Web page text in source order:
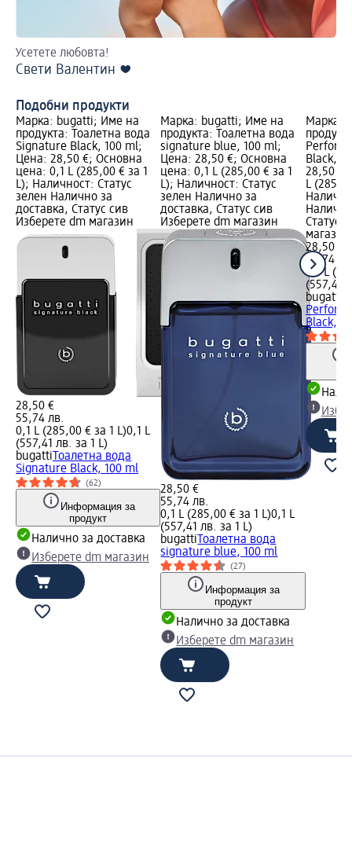
Усетете любовта!
Свети Валентин ❤️
Подобни продукти
Марка: bugatti; Име на
продукта: Тоалетна вода
Signature Black, 100 ml;
Цена: 28,50 €; Основна
цена: 0,1 L (285,00 € за 1
L); Наличност: Статус
зелен Налично за
доставка, Статус сив
Изберете dm магазин
28,50 €
55,74 лв.
0,1 L (285,00 € за 1 L)0,1 L
(557,41 лв. за 1 L)
bugatti Тоалетна вода
Signature Black, 100 ml
(62)
Информация за
продукт
Налично за доставка
Изберете dm магазин
Марка: bugatti; Име на
продукта: Тоалетна вода
signature blue, 100 ml;
Цена: 28,50 €; Основна
цена: 0,1 L (285,00 € за 1
L); Наличност: Статус
зелен Налично за
доставка, Статус сив
Изберете dm магазин
28,50 €
55,74 лв.
0,1 L (285,00 € за 1 L)0,1 L
(557,41 лв. за 1 L)
bugatti Тоалетна вода
signature blue, 100 ml
(27)
Информация за
продукт
Налично за доставка
Изберете dm магазин
Марка:
Black,
28,50 €;
L
Статус
магазин
28,50 €
55,74
0,1 L
(557,41
bugatti
Black,